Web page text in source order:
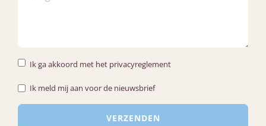
Ik ga akkoord met het privacyreglement
Ik meld mij aan voor de nieuwsbrief